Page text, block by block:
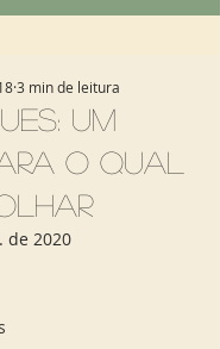
um
o qual
olhar
3 min de leitura
de 2020